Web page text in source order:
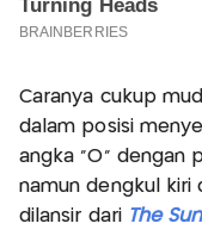
Caranya cukup
dalam posisi
angka "O" dengan
namun dengkul kiri
dilansir dari The Sun